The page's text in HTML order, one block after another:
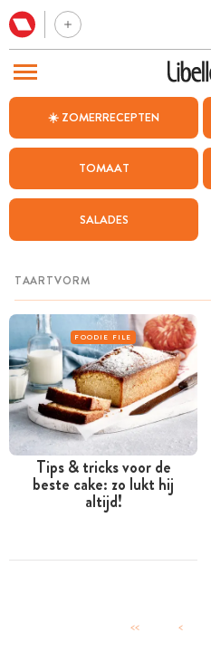
☀️ ZOMERRECEPTEN
TOMAAT
SALADES
FOODIE FILE
Tips & tricks voor de
beste cake: zo lukt hij
altijd!
<< <
BEZOEK ONZE ANDERE WEBSITES
WEEKMENU
CHAT MET MAIA
MIJN BEWAARDE RECEPTEN